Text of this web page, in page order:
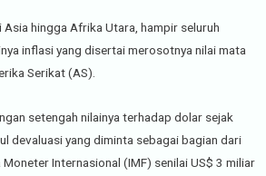
hingga Afrika Utara, hampir seluruh
inflasi yang disertai merosotnya nilai mata
Serikat (AS).
setengah nilainya terhadap dolar sejak
devaluasi yang diminta sebagai bagian dari
Internasional (IMF) senilai US$ 3 miliar